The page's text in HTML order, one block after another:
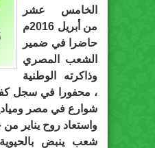
الخامس عشر
من أبريل 2016م
حاضرا في ضمير
الشعب المصري
وذاكرته الوطنية
، محفورا في سجل
شوارع في مصر
واستعاد روح يناير من
شعب ينبض بالحيوية